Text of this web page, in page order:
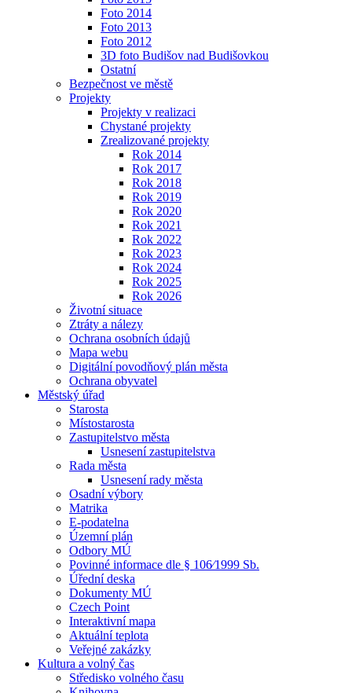
Foto 2014
Foto 2013
Foto 2012
3D foto Budišov nad Budišovkou
Ostatní
Bezpečnost ve městě
Projekty
Projekty v realizaci
Chystané projekty
Zrealizované projekty
Rok 2014
Rok 2017
Rok 2018
Rok 2019
Rok 2020
Rok 2021
Rok 2022
Rok 2023
Rok 2024
Rok 2025
Rok 2026
Životní situace
Ztráty a nálezy
Ochrana osobních údajů
Mapa webu
Digitální povodňový plán města
Ochrana obyvatel
Městský úřad
Starosta
Místostarosta
Zastupitelstvo města
Usnesení zastupitelstva
Rada města
Usnesení rady města
Osadní výbory
Matrika
E-podatelna
Územní plán
Odbory MÚ
Povinné informace dle § 106⁄1999 Sb.
Úřední deska
Dokumenty MÚ
Czech Point
Interaktivní mapa
Aktuální teplota
Veřejné zakázky
Kultura a volný čas
Středisko volného času